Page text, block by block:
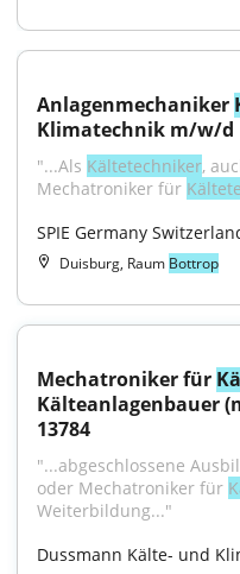
Anlagenmechaniker
Klimatechnik m/w/d
"...Als Kältetechniker,
Mechatroniker für
SPIE Germany
Duisburg, Raum Bottrop
Mechatroniker für
Kälteanlagenbauer
13784
"...abgeschlossene
oder Mechatroniker für
Weiterbildung..."
Dussmann Kälte- und